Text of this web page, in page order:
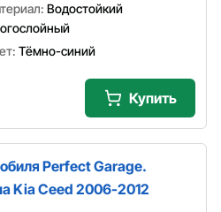
Водостойкий
Тёмно-синий
Купить
Perfect Garage.
Kia Ceed 2006-2012